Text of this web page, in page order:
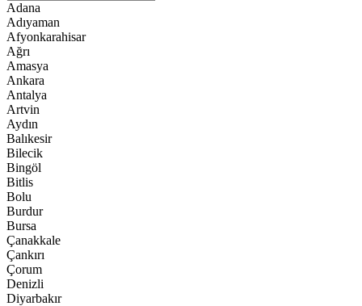
Adana
Adıyaman
Afyonkarahisar
Ağrı
Amasya
Ankara
Antalya
Artvin
Aydın
Balıkesir
Bilecik
Bingöl
Bitlis
Bolu
Burdur
Bursa
Çanakkale
Çankırı
Çorum
Denizli
Diyarbakır